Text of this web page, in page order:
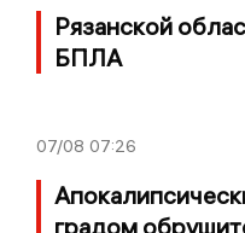
Рязанской
БПЛА
07/08 07:26
градом